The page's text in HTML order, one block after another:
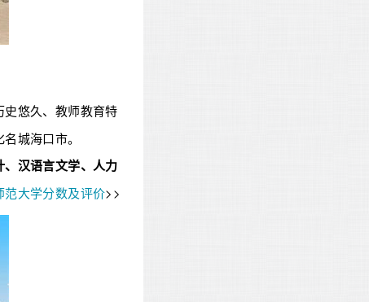
悠久、教师教育特
城海口市。
汉语言文学、人力
范大学分数及评价>>